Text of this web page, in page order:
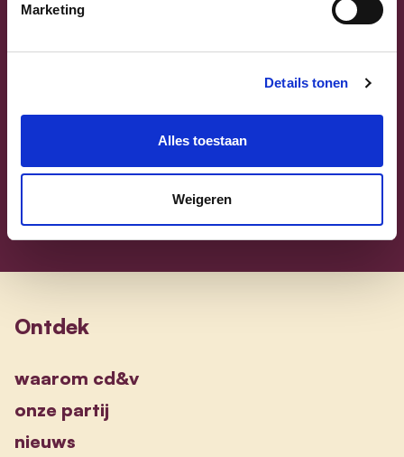
Marketing
Details tonen
Alles toestaan
Weigeren
Ontdek
waarom cd&v
onze partij
nieuws